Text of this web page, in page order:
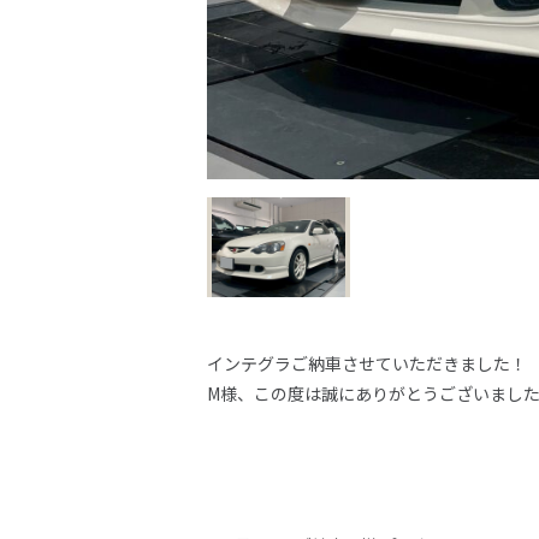
インテグラご納車させていただきました！
M様、この度は誠にありがとうございまし